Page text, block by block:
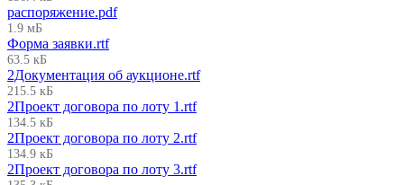
распоряжение.pdf
1.9 мБ
Форма заявки.rtf
63.5 кБ
2Документация об аукционе.rtf
215.5 кБ
2Проект договора по лоту 1.rtf
134.5 кБ
2Проект договора по лоту 2.rtf
134.9 кБ
2Проект договора по лоту 3.rtf